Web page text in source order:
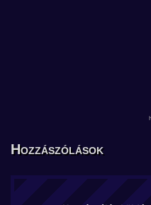
Hozzászólások